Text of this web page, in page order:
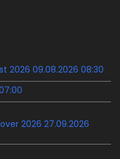
2026 09.08.2026 08:30
2026 27.09.2026